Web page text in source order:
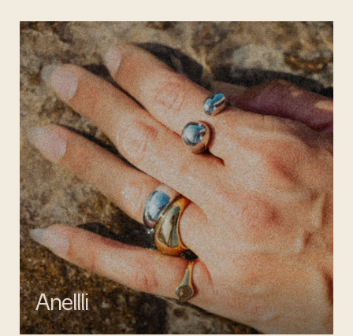
Anellli
Scopri la collezione di anelli artigianali di Mata gioielli, realizzati in